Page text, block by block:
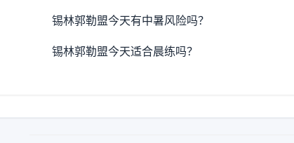
锡林郭勒盟今天有中暑风险吗？
锡林郭勒盟今天适合晨练吗？